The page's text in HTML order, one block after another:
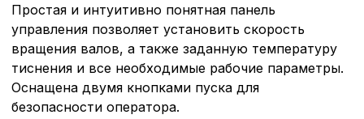
Простая и интуитивно понятная панель
управления позволяет установить скорость
вращения валов, а также заданную температуру
тиснения и все необходимые рабочие параметры.
Оснащена двумя кнопками пуска для
безопасности оператора.
Сохранить выбор